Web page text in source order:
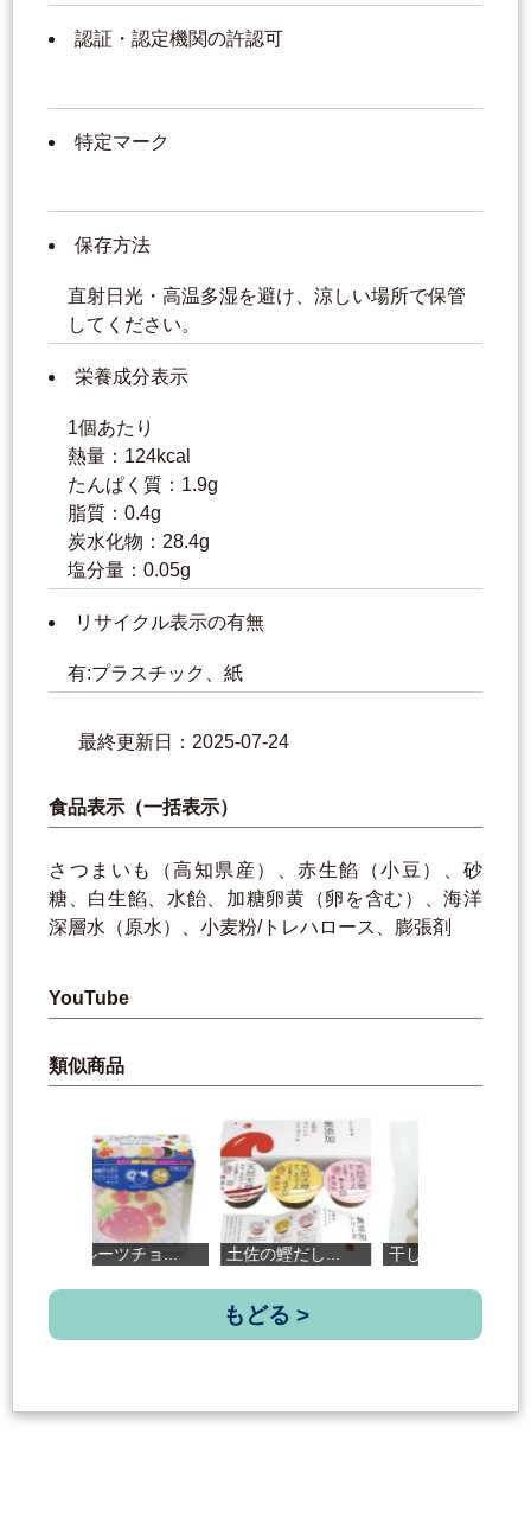
認証・認定機関の許認可
特定マーク
保存方法
直射日光・高温多湿を避け、涼しい場所で保管
してください。
栄養成分表示
1個あたり
熱量：124kcal
たんぱく質：1.9g
脂質：0.4g
炭水化物：28.4g
塩分量：0.05g
リサイクル表示の有無
有:プラスチック、紙
最終更新日：2025-07-24
食品表示（一括表示）
さつまいも（高知県産）、赤生餡（小豆）、砂
糖、白生餡、水飴、加糖卵黄（卵を含む）、海洋
深層水（原水）、小麦粉/トレハロース、膨張剤
YouTube
類似商品
フルーツチョ... 土佐の鰹だし... 干しの蒟蒻 ...
もどる >